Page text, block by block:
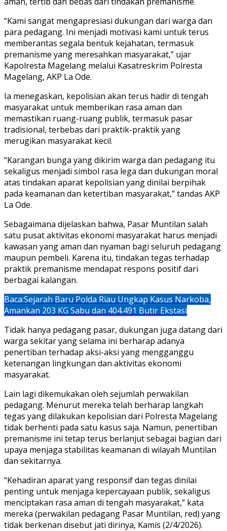
“Kami sangat mengapresiasi dukungan dari warga dan
para pedagang. Ini menjadi motivasi kami untuk terus
memberantas segala bentuk kejahatan, termasuk
premanisme yang meresahkan masyarakat,” ujar
Kapolresta Magelang melalui Kasatreskrim Polresta
Magelang, AKP La Ode.
Ia menegaskan, kepolisian akan terus hadir di tengah
masyarakat untuk memberikan rasa aman dan
memastikan ruang-ruang publik, termasuk pasar
tradisional, terbebas dari praktik-praktik yang
merugikan masyarakat kecil.
“Karangan bunga yang dikirim warga dan pedagang itu
sekaligus menjadi simbol rasa lega dan dukungan moral
atas tindakan aparat kepolisian yang dinilai berpihak
pada keamanan dan ketertiban masyarakat,” tandas AKP
La Ode.
Sebagaimana dijelaskan bahwa, Pasar Muntilan salah
satu pusat aktivitas ekonomi masyarakat harus menjadi
kawasan yang aman dan nyaman bagi seluruh pedagang
maupun pembeli. Karena itu, tindakan tegas terhadap
praktik premanisme mendapat respons positif dari
berbagai kalangan.
Baca:Sejarah Baru Polda Riau Ungkap Kasus Narkoba,
Amankan 203 KG Sabu dan 404.491 Butir Ekstasi
Tidak hanya pedagang pasar, dukungan juga datang dari
warga sekitar yang selama ini berharap adanya
penertiban terhadap aksi-aksi yang mengganggu
ketenangan lingkungan dan aktivitas ekonomi
masyarakat.
Lain lagi dikemukakan oleh sejumlah perwakilan
pedagang. Menurut mereka telah berharap langkah
tegas yang dilakukan kepolisian dari Polresta Magelang
tidak berhenti pada satu kasus saja. Namun, penertiban
premanisme ini tetap terus berlanjut sebagai bagian dari
upaya menjaga stabilitas keamanan di wilayah Muntilan
dan sekitarnya.
“Kehadiran aparat yang responsif dan tegas dinilai
penting untuk menjaga kepercayaan publik, sekaligus
menciptakan rasa aman di tengah masyarakat,” kata
mereka (perwakilan pedagang Pasar Muntilan, red) yang
tidak berkenan disebut jati dirinya, Kamis (2/4/2026).